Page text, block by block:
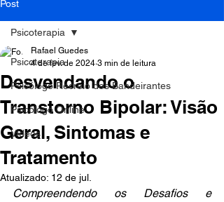
Post
Psicoterapia
Psicólogo Recreio dos Bandeirantes
Psicólogo Online
Vídeos
Psicoterapia
Desvendando o
Transtorno Bipolar: Visão
Geral, Sintomas e
Tratamento
Rafael Guedes
4 de fev. de 2024 3 min de leitura
Atualizado: 12 de jul.
Compreendendo os Desafios e